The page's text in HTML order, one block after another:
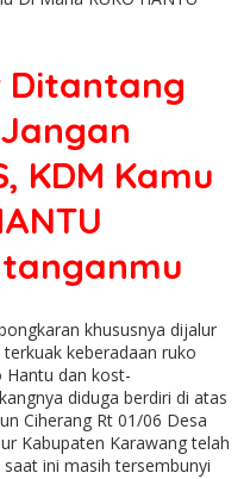
Ditantang
KDM Kamu
khususnya dijalur
keberadaan ruko
Hantu dan kost-
diduga berdiri di atas
Ciherang Rt 01/06 Desa
Kabupaten Karawang telah
ini masih tersembunyi